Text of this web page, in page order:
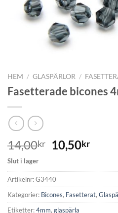
HEM / GLASPÄRLOR /
Fasetterade bicones
14,00kr 10,50kr
Slut i lager
Artikelnr:G3440
Kategorier: Bicones, Fasetterat,
Etiketter:4mm, glaspärla